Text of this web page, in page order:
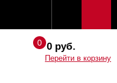
0 руб.
Перейти в корзину